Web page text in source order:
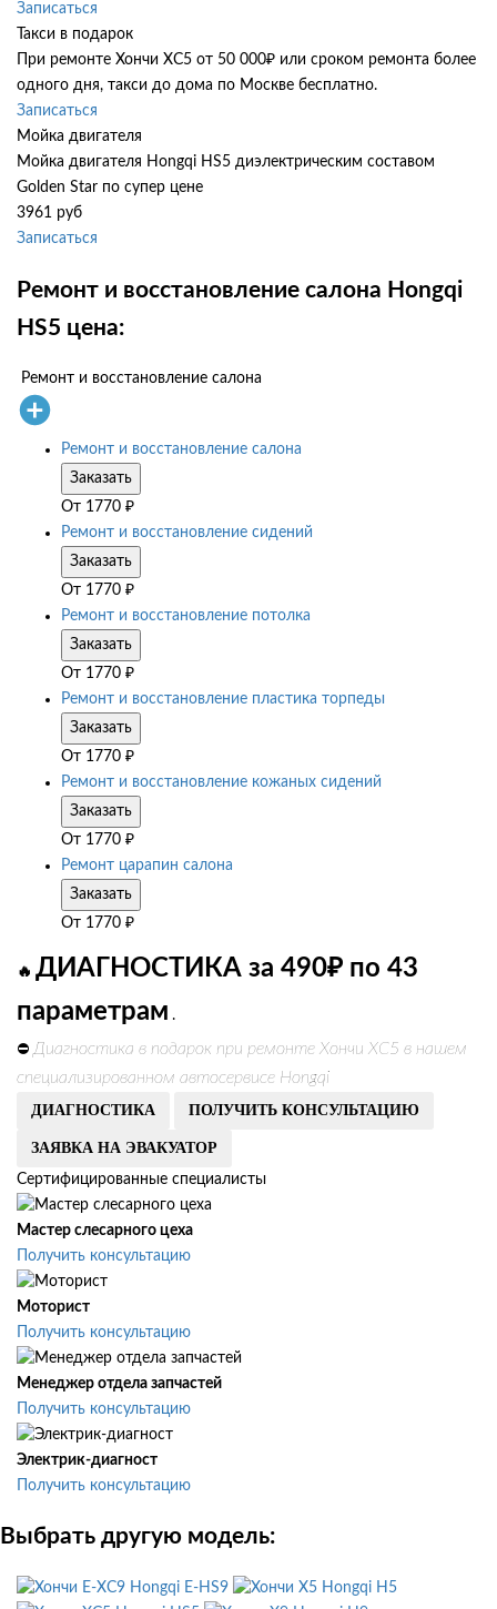
Записаться
Такси в подарок
При ремонте Хончи ХС5 от 50 000₽ или сроком ремонта более
одного дня, такси до дома по Москве бесплатно.
Записаться
Мойка двигателя
Мойка двигателя Hongqi HS5 диэлектрическим составом
Golden Star по супер цене
3961 руб
Записаться
Ремонт и восстановление салона Hongqi
HS5 цена:
Ремонт и восстановление салона
Ремонт и восстановление салона
Заказать
От 1770 ₽
Ремонт и восстановление сидений
Заказать
От 1770 ₽
Ремонт и восстановление потолка
Заказать
От 1770 ₽
Ремонт и восстановление пластика торпеды
Заказать
От 1770 ₽
Ремонт и восстановление кожаных сидений
Заказать
От 1770 ₽
Ремонт царапин салона
Заказать
От 1770 ₽
🔥 ДИАГНОСТИКА за 490₽ по 43
параметрам .
⛔ Диагностика в подарок при ремонте Хончи ХС5 в нашем
специализированном автосервисе Hongqi
ДИАГНОСТИКА ПОЛУЧИТЬ КОНСУЛЬТАЦИЮ
ЗАЯВКА НА ЭВАКУАТОР
Сертифицированные специалисты
Мастер слесарного цеха
Получить консультацию
Моторист
Получить консультацию
Менеджер отдела запчастей
Получить консультацию
Электрик-диагност
Получить консультацию
Выбрать другую модель:
Hongqi E-HS9
Hongqi H5